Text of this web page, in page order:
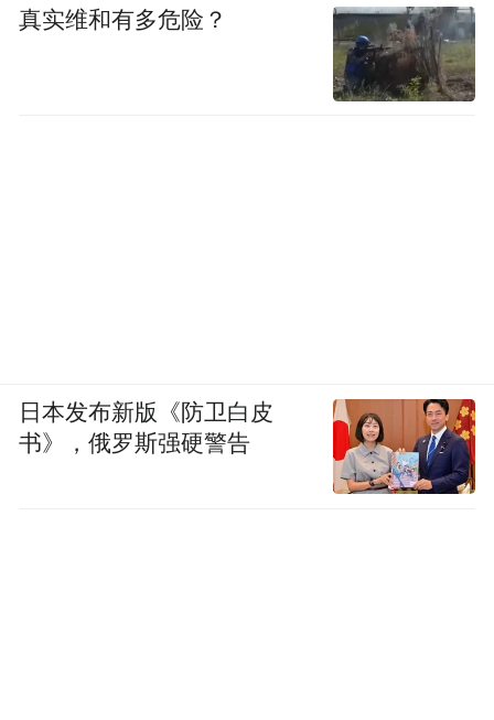
真实维和有多危险？
日本发布新版《防卫白皮
书》，俄罗斯强硬警告